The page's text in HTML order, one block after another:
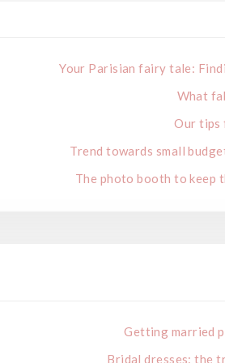
Your Parisian fairy tale:
What
Our tips
Trend towards small
The photo booth to keep
Getting married
Bridal dresses: the